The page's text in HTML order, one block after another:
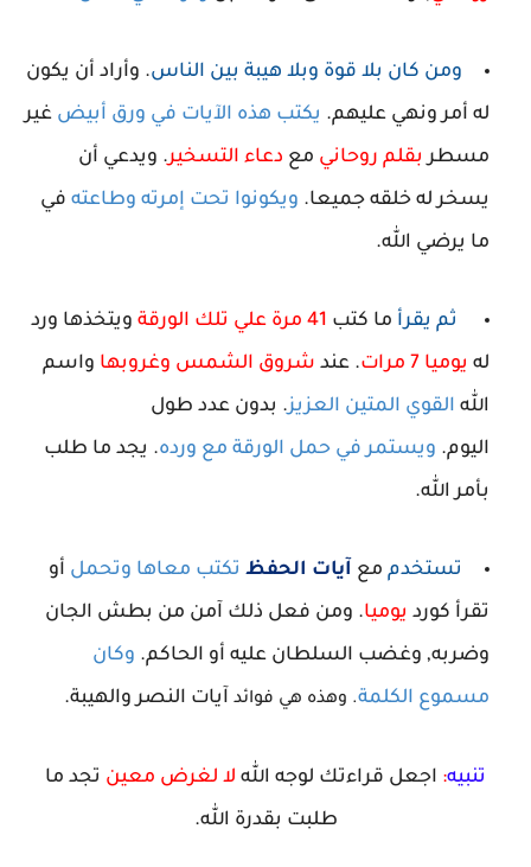
ومن كان بلا قوة وبلا هيبة بين الناس. وأراد أن يكون
له أمر ونهي عليهم. يكتب هذه الآيات في ورق أبيض غير
مسطر بقلم روحاني مع دعاء التسخير. ويدعي أن
يسخر له خلقه جميعا. ويكونوا تحت إمرته وطاعته في
ما يرضي الله.
ثم يقرأ ما كتب 41 مرة علي تلك الورقة
ويتخذها ورد
له يوميا 7 مرات . عند شروق الشمس وغروبها واسم
الله القوي المتين العزيز. بدون عدد طول
اليوم. ويستمر في حمل الورقة مع ورده. يجد ما طلب
بأمر الله.
تستخدم مع آيات الحفظ تكتب معاها وتحمل أو
تقرأ كورد يوميا. ومن فعل ذلك آمن من بطش الجان
وضربه, وغضب السلطان عليه أو الحاكم. وكان
مسموع الكلمة. وهذه هي فوائد آيات النصر والهيبة.
تنبيه: اجعل قراءتك لوجه الله لا لغرض معين تجد ما
طلبت بقدرة الله.